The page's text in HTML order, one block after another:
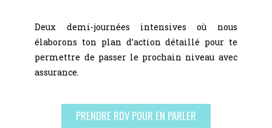
Deux demi-journées intensives où nous
élaborons ton plan d’action détaillé pour te
permettre de passer le prochain niveau avec
assurance.
PRENDRE RDV POUR EN PARLER